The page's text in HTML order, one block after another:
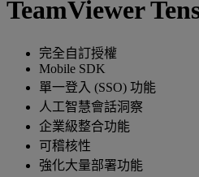
TeamViewer
完全自訂授權
Mobile SDK
單一登入 (SSO) 功能
人工智慧會話洞察
企業級整合功能
可稽核性
強化大量部署功能